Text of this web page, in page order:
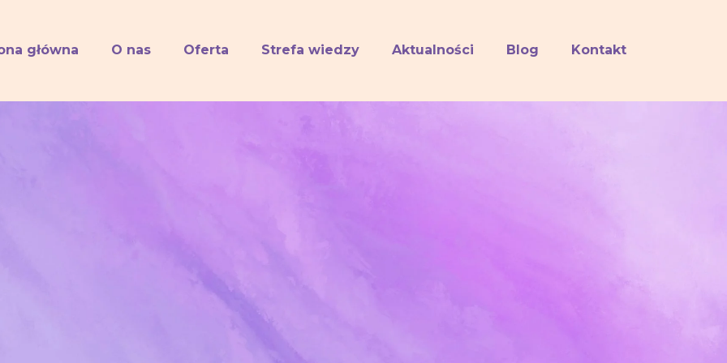
główna O nas Oferta Strefa wiedzy Aktualności Blog Kontakt